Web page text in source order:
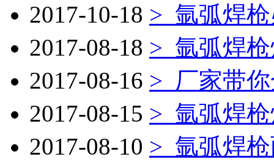
2017-10-18 > 氩弧焊
2017-08-18 > 氩弧焊
2017-08-16 > 厂家带
2017-08-15 > 氩弧焊
2017-08-10 > 氩弧焊